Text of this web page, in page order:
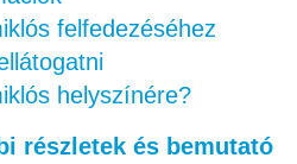
felfedezéséhez
helyszínére?
részletek és bemutató